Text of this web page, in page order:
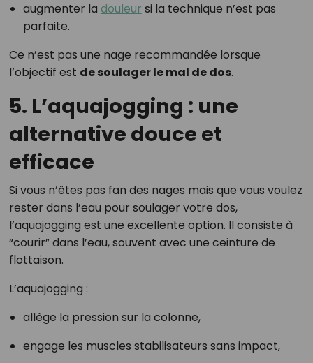
augmenter la douleur si la technique n’est pas
parfaite.
Ce n’est pas une nage recommandée lorsque
l’objectif est de soulager le mal de dos.
5. L’aquajogging : une
alternative douce et
efficace
Si vous n’êtes pas fan des nages mais que vous voulez
rester dans l’eau pour soulager votre dos,
l’aquajogging est une excellente option. Il consiste à
“courir” dans l’eau, souvent avec une ceinture de
flottaison.
L’aquajogging :
allège la pression sur la colonne,
engage les muscles stabilisateurs sans impact,